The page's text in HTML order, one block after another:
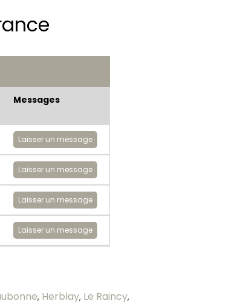
Messages
Laisser un message
Laisser un message
Laisser un message
Laisser un message
, Herblay, Le Raincy,